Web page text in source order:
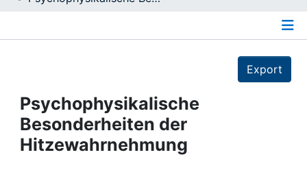
Projects
People
Export
Psychophysikalische
Besonderheiten der
Hitzewahrnehmung